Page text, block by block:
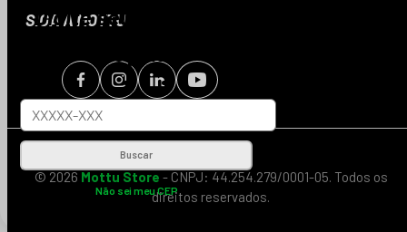
SIGA A MOTTU
© 2026 Mottu Store - CNPJ: 44.254.279/0001-05. Todos os
direitos reservados.
Digite seu CEP e veja
os produtos da sua
Buscar
Não sei meu CEP